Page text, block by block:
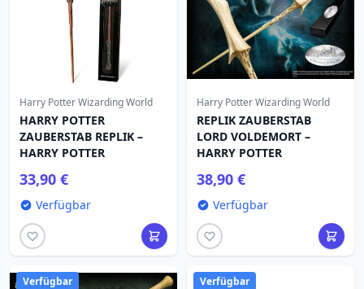
Harry Potter Wizarding World
HARRY POTTER
ZAUBERSTAB REPLIK –
HARRY POTTER
33,90 €
Verfügbar
Harry Potter Wizarding World
REPLIK ZAUBERSTAB
LORD VOLDEMORT –
HARRY POTTER
38,90 €
Verfügbar
Verfügbar Verfügbar